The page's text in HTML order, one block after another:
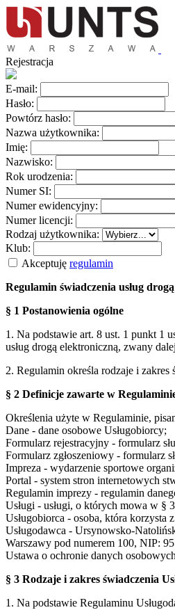
Rejestracja
E-mail:
Hasło:
Powtórz hasło:
Nazwa użytkownika:
Imię:
Nazwisko:
Rok urodzenia:
Numer SI:
Numer ewidencyjny:
Numer licencji:
Rodzaj użytkownika:
Klub:
Akceptuję regulamin
Regulamin świadczenia usług
§ 1 Postanowienia ogólne
1. Na podstawie art. 8 ust. 1 punkt 1
usług drogą elektroniczną, zwany
2. Regulamin określa rodzaje i
§ 2 Definicje zawarte w
Określenia użyte w Regulaminie,
Dane - dane osobowe Usługobiorcy;
Formularz rejestracyjny - formularz
Formularz zgłoszeniowy - formularz
Impreza - wydarzenie sportowe
Portal - system stron internetowych
Regulamin imprezy - regulamin
Usługi - usługi, o których mowa w §
Usługobiorca - osoba, która korzysta
Usługodawca - Ursynowsko-
Warszawy pod numerem 100, NIP:
Ustawa o ochronie danych
§ 3 Rodzaje i zakres świadczenia
1. Na podstawie Regulaminu